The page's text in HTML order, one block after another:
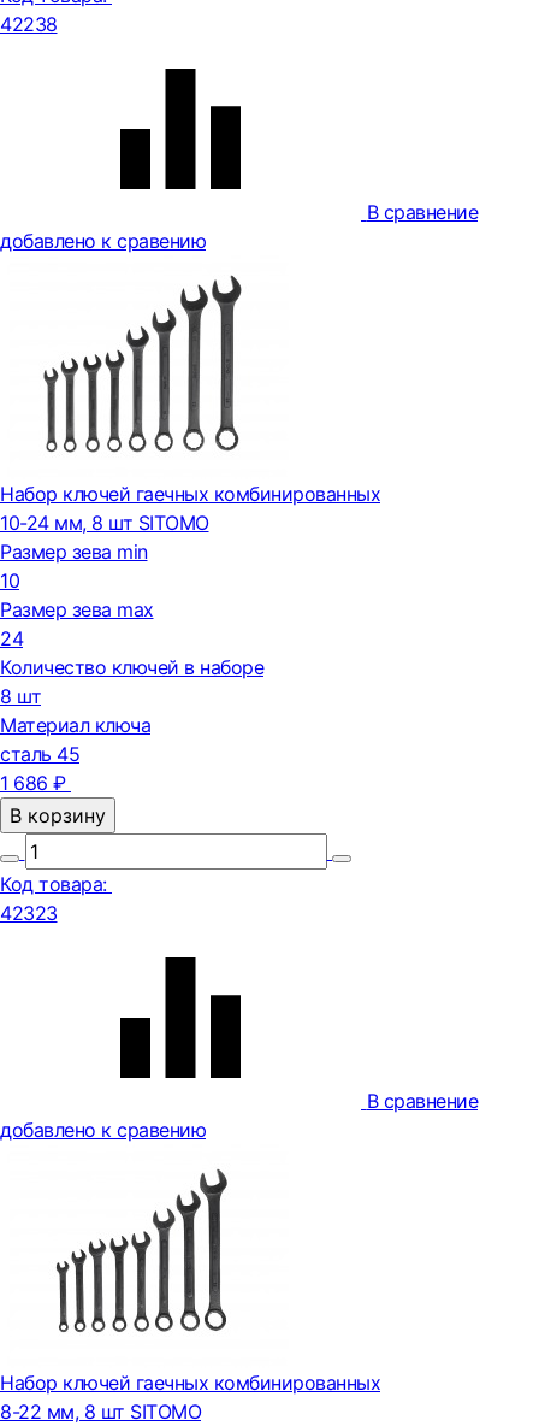
42238
В сравнение
добавлено к сравению
Набор ключей гаечных комбинированных
10-24 мм, 8 шт SITOMO
Размер зева min
10
Размер зева max
24
Количество ключей в наборе
8 шт
Материал ключа
сталь 45
1 686 ₽
В корзину
Код товара:
42323
В сравнение
добавлено к сравению
Набор ключей гаечных комбинированных
8-22 мм, 8 шт SITOMO